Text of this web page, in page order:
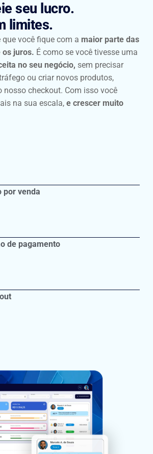
seu lucro.
limites.
você fique com a maior parte das
os juros. É como se você tivesse uma
no seu negócio, sem precisar
ou criar novos produtos,
nosso checkout. Com isso você
na sua escala, e crescer muito
por venda
de pagamento